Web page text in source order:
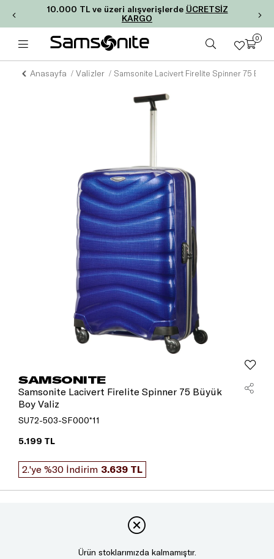
10.000 TL ve üzeri alışverişlerde ÜCRETSİZ
KARGO
0
Anasayfa Valizler
SAMSONITE
Samsonite Lacivert Firelite Spinner 75 Büyük
Boy Valiz
SU72-503-SF000*11
5.199 TL
2.'ye %30 İndirim 3.639 TL
Ürün stoklarımızda kalmamıştır.